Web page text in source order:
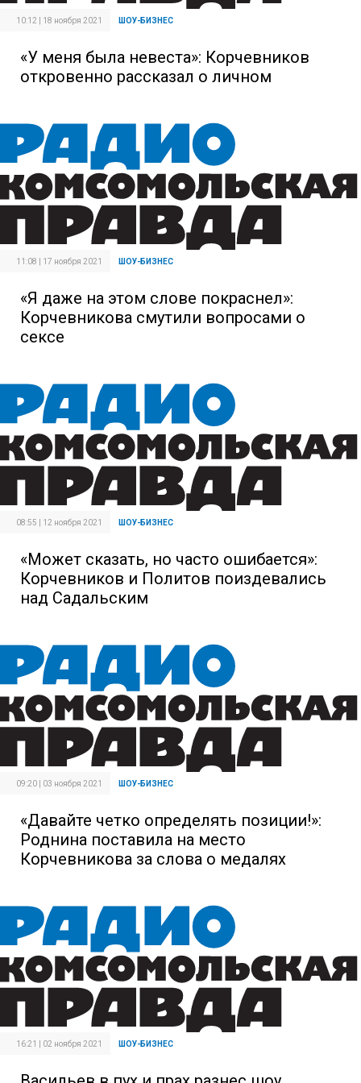
10:12 | 18 ноября 2021 ШОУ-БИЗНЕС
«У меня была невеста»: Корчевников
откровенно рассказал о личном
11:08 | 17 ноября 2021 ШОУ-БИЗНЕС
«Я даже на этом слове покраснел»:
Корчевникова смутили вопросами о
сексе
08:55 | 12 ноября 2021 ШОУ-БИЗНЕС
«Может сказать, но часто ошибается»:
Корчевников и Политов поиздевались
над Садальским
09:20 | 03 ноября 2021 ШОУ-БИЗНЕС
«Давайте четко определять позиции!»:
Роднина поставила на место
Корчевникова за слова о медалях
16:21 | 02 ноября 2021 ШОУ-БИЗНЕС